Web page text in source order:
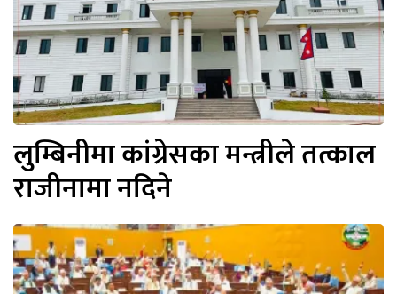
लुम्बिनीमा कांग्रेसका मन्त्रीले तत्काल
राजीनामा नदिने